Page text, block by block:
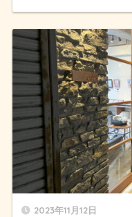
2023年11月12日